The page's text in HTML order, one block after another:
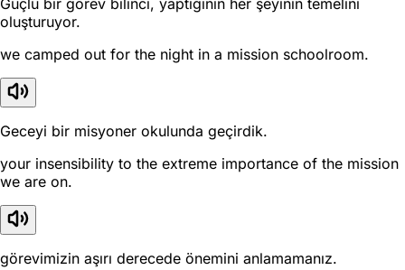
Güçlü bir görev bilinci, yaptığının her şeyinin temelini
oluşturuyor.
we camped out for the night in a mission schoolroom.
Geceyi bir misyoner okulunda geçirdik.
your insensibility to the extreme importance of the mission
we are on.
görevimizin aşırı derecede önemini anlamamanız.